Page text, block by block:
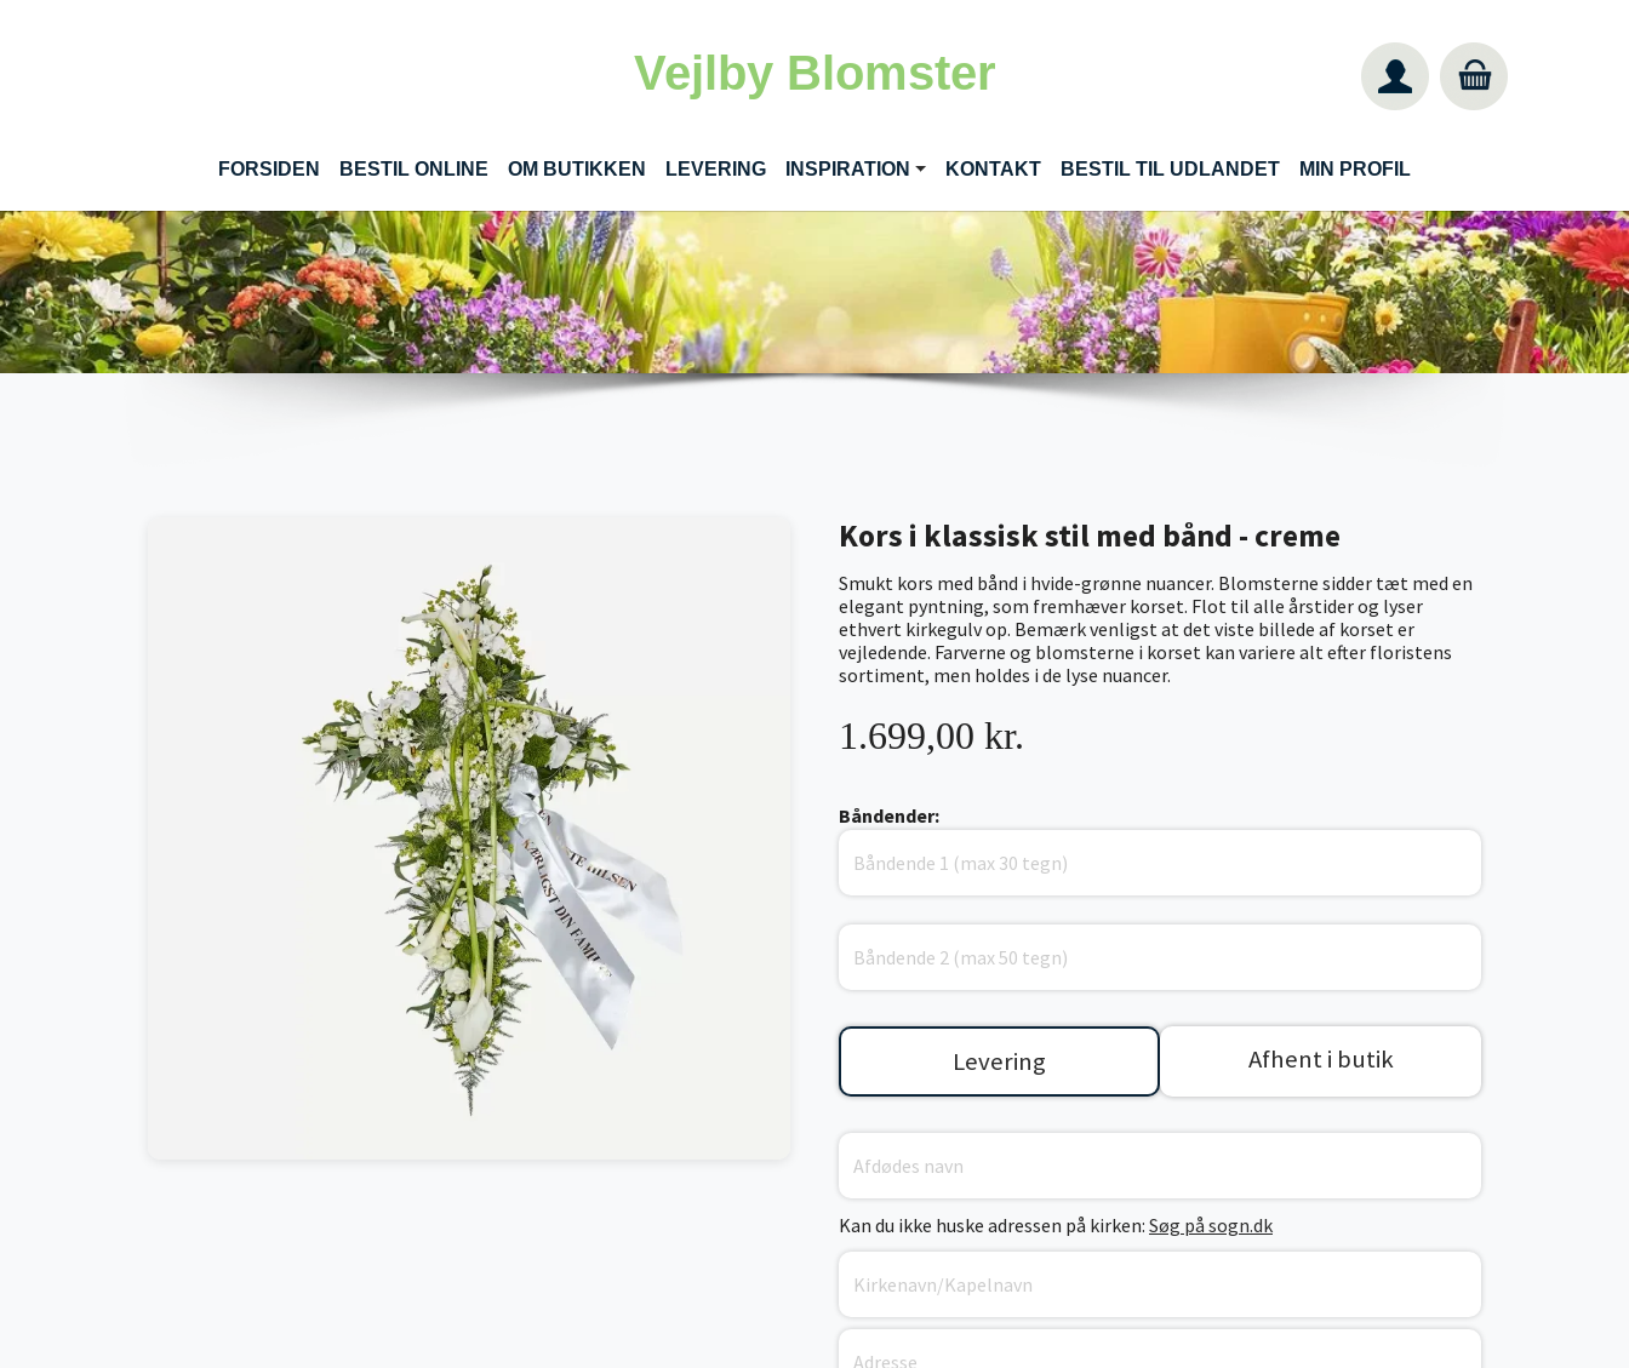
Vejlby Blomster
FORSIDEN BESTIL ONLINE(CURRENT)
OM BUTIKKEN LEVERING INSPIRATION KONTAKT BESTIL TIL UDLANDET MIN PROFIL
Kors i klassisk stil med bånd - creme
Smukt kors med bånd i hvide-grønne nuancer. Blomsterne sidder tæt med en
elegant pyntning, som fremhæver korset. Flot til alle årstider og lyser
ethvert kirkegulv op. Bemærk venligst at det viste billede af korset er
vejledende. Farverne og blomsterne i korset kan variere alt efter floristens
sortiment, men holdes i de lyse nuancer.
1.699,00 kr.
Båndender:
Levering Afhent i butik
Kan du ikke huske adressen på kirken: Søg på sogn.dk